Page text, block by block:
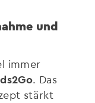
und
immer
. Das
stärkt